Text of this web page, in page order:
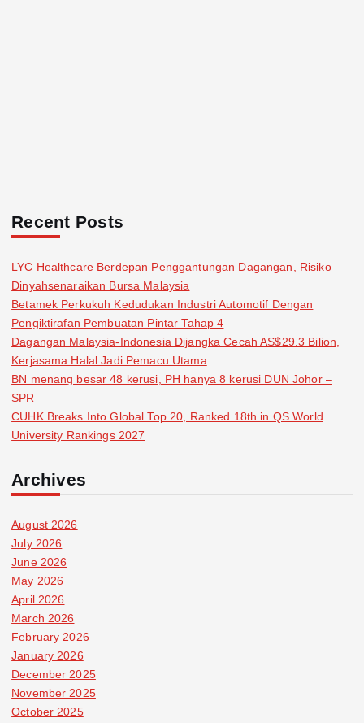
Recent Posts
LYC Healthcare Berdepan Penggantungan Dagangan, Risiko
Dinyahsenaraikan Bursa Malaysia
Betamek Perkukuh Kedudukan Industri Automotif Dengan
Pengiktirafan Pembuatan Pintar Tahap 4
Dagangan Malaysia-Indonesia Dijangka Cecah AS$29.3 Bilion,
Kerjasama Halal Jadi Pemacu Utama
BN menang besar 48 kerusi, PH hanya 8 kerusi DUN Johor –
SPR
CUHK Breaks Into Global Top 20, Ranked 18th in QS World
University Rankings 2027
Archives
August 2026
July 2026
June 2026
May 2026
April 2026
March 2026
February 2026
January 2026
December 2025
November 2025
October 2025